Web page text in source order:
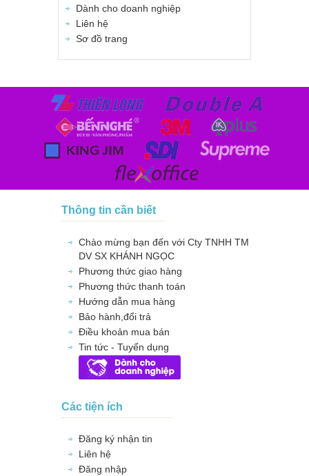
Dành cho doanh nghiệp
Liên hệ
Sơ đồ trang
Thông tin cần biết
Chào mừng bạn đến với Cty TNHH TM
DV SX KHÁNH NGỌC
Phương thức giao hàng
Phương thức thanh toán
Hướng dẫn mua hàng
Bảo hành,đổi trả
Điều khoản mua bán
Tin tức - Tuyển dụng
Các tiện ích
Đăng ký nhận tin
Liên hệ
Đăng nhập